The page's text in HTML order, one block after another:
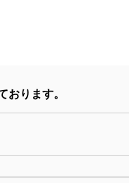
おります。